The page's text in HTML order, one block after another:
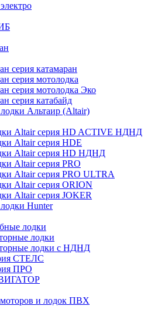
серия катамаран
серия мотолодка
серия мотолодка Эко
серия катабайд
Альтаир (Altair)
Altair серия HD ACTIVE НДНД
Altair серия HDE
Altair серия HD НДНД
Altair серия PRO
Altair серия PRO ULTRA
Altair серия ORION
Altair серия JOKER
Hunter
лодки
лодки
лодки с НДНД
СТЕЛС
ПРО
и лодок ПВХ